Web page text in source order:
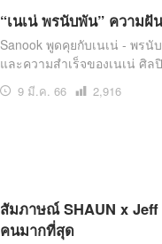
“เนเน่ พรนับพัน” ความฝั
Sanook พูดคุยกับเนเน่ - พร
และความสำเร็จของเนเน่ ศิล
9 มี.ค. 66
เปิด
2,916
สัมภาษณ์ SHAUN x Jeff
คนมากที่สุด